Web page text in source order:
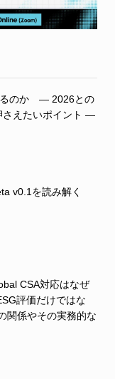
るのか ― 2026との
さえたいポイント ―
v0.1を読み解く
CSA対応はなぜ
評価だけではな
関係やその実務的な